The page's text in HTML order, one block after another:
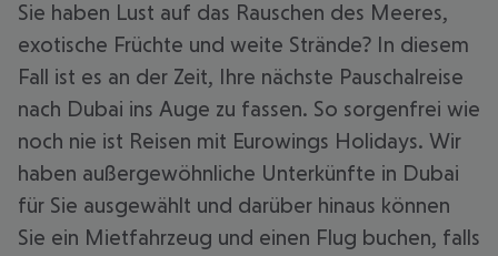
Sie haben Lust auf das Rauschen des Meeres,
exotische Früchte und weite Strände? In diesem
Fall ist es an der Zeit, Ihre nächste Pauschalreise
nach Dubai ins Auge zu fassen. So sorgenfrei wie
noch nie ist Reisen mit Eurowings Holidays. Wir
haben außergewöhnliche Unterkünfte in Dubai
für Sie ausgewählt und darüber hinaus können
Sie ein Mietfahrzeug und einen Flug buchen, falls